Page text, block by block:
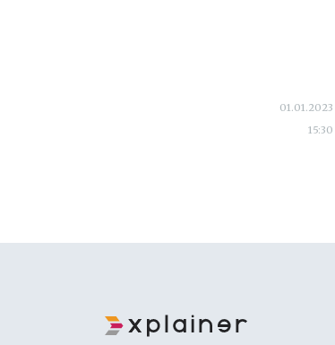
01.01.2023
15:30